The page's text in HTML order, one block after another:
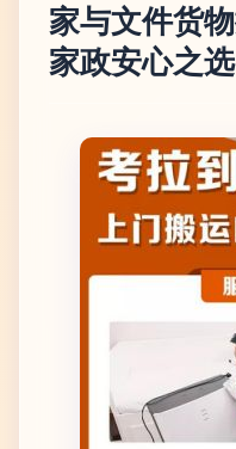
家与文件货
家政安心之选